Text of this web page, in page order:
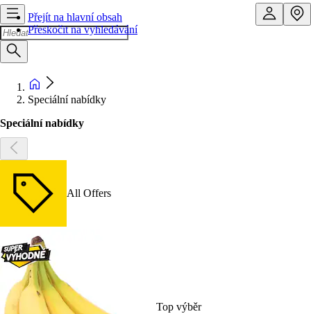
Přejít na hlavní obsah
Přeskočit na vyhledávání
Speciální nabídky
Speciální nabídky
All Offers
Top výběr